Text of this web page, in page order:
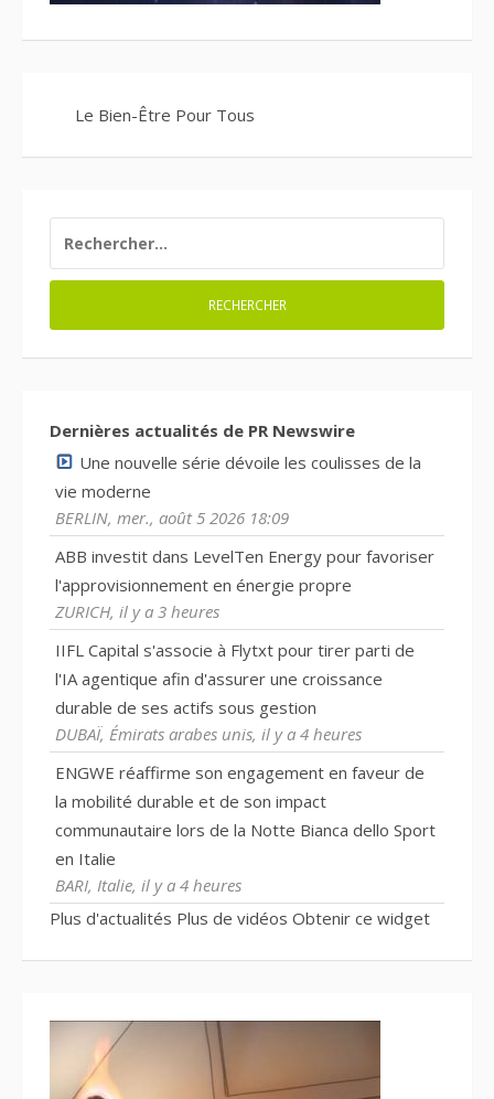
Le Bien-Être Pour Tous
Dernières actualités de PR Newswire
Une nouvelle série dévoile les coulisses de la
vie moderne
BERLIN, mer., août 5 2026 18:09
ABB investit dans LevelTen Energy pour favoriser
l'approvisionnement en énergie propre
ZURICH, il y a 3 heures
IIFL Capital s'associe à Flytxt pour tirer parti de
l'IA agentique afin d'assurer une croissance
durable de ses actifs sous gestion
DUBAÏ, Émirats arabes unis, il y a 4 heures
ENGWE réaffirme son engagement en faveur de
la mobilité durable et de son impact
communautaire lors de la Notte Bianca dello Sport
en Italie
BARI, Italie, il y a 4 heures
Plus d'actualités Plus de vidéos Obtenir ce widget